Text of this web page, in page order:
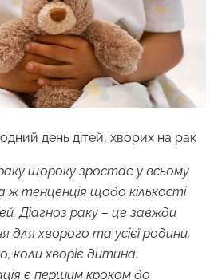
день дітей, хворих на рак
раку щороку зростає у всьому
ж тенценція щодо кількості
Діагноз раку – це завжди
для хворого та усієї родини,
коли хворіє дитина.
є першим кроком до